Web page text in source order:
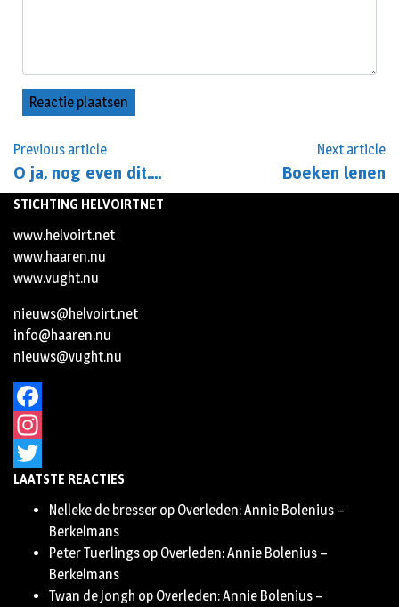
Previous article
O ja, nog even dit….
Next article
Boeken lenen
STICHTING HELVOIRTNET
www.helvoirt.net
www.haaren.nu
www.vught.nu
nieuws@helvoirt.net
info@haaren.nu
nieuws@vught.nu
Facebook
Instagram
Twitter
LAATSTE REACTIES
Nelleke de bresser op Overleden: Annie Bolenius –
Berkelmans
Peter Tuerlings op Overleden: Annie Bolenius –
Berkelmans
Twan de Jongh op Overleden: Annie Bolenius –